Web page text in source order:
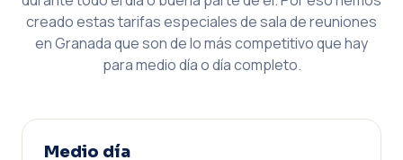
creado estas tarifas especiales de sala de reuniones
en Granada que son de lo más competitivo que hay
para medio día o día completo.
Medio día